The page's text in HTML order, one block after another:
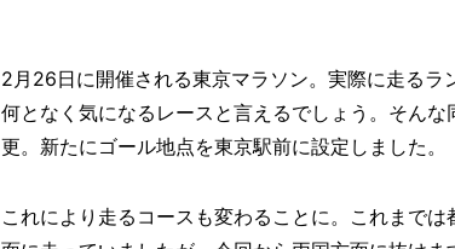
2月26日に開催される東京マラソン。実際に走るラ
何となく気になるレースと言えるでしょう。そん
更。新たにゴール地点を東京駅前に設定しました。
これにより走るコースも変わることに。これまで